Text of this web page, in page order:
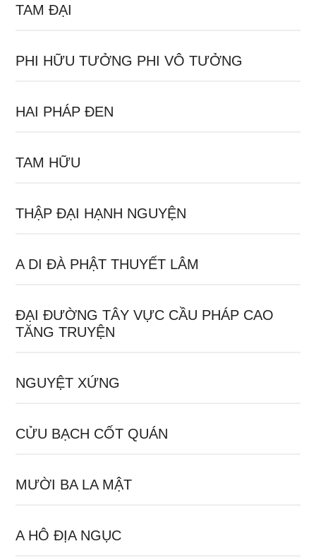
TAM ĐẠI
PHI HỮU TƯỞNG PHI VÔ TƯỞNG
HAI PHÁP ĐEN
TAM HỮU
THẬP ĐẠI HẠNH NGUYỆN
A DI ĐÀ PHẬT THUYẾT LÂM
ĐẠI ĐƯỜNG TÂY VỰC CẦU PHÁP CAO
TĂNG TRUYỆN
NGUYỆT XỨNG
CỬU BẠCH CỐT QUÁN
MƯỜI BA LA MẬT
A HÔ ĐỊA NGỤC